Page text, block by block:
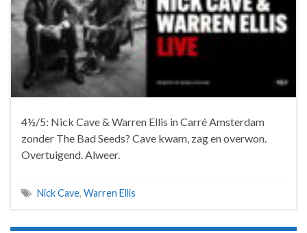
4½/5: Nick Cave & Warren Ellis in Carré Amsterdam
zonder The Bad Seeds? Cave kwam, zag en overwon.
Overtuigend. Alweer.
Nick Cave, Warren Ellis